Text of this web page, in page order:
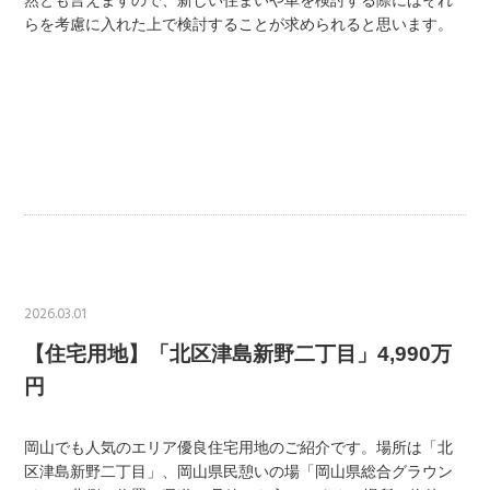
らを考慮に入れた上で検討することが求められると思います。
2026.03.01
【住宅用地】「北区津島新野二丁目」4,990万
円
岡山でも人気のエリア優良住宅用地のご紹介です。場所は「北
区津島新野二丁目」、岡山県民憩いの場「岡山県総合グラウン